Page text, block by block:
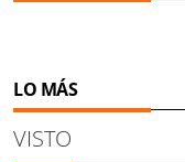
LO MÁS
VISTO